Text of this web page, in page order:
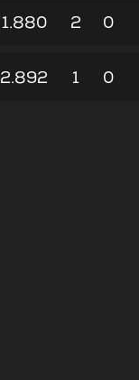
1.880 2 0
2.892 1 0